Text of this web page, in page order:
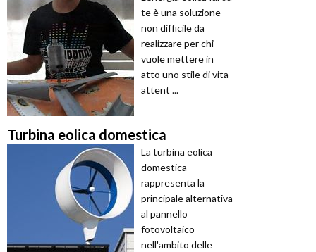
te è una soluzione
non difficile da
realizzare per chi
vuole mettere in
atto uno stile di vita
attent ...
Turbina eolica domestica
La turbina eolica
domestica
rappresenta la
principale alternativa
al pannello
fotovoltaico
nell'ambito delle